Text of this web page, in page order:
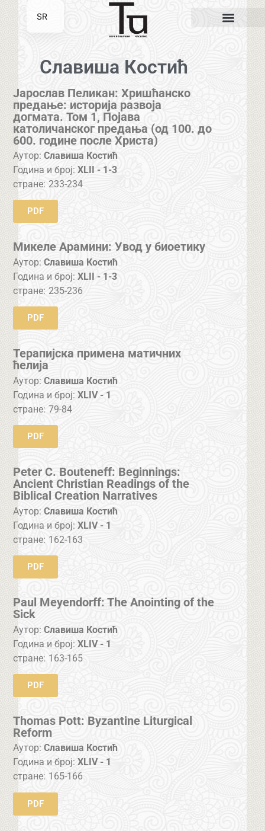
Славиша Костић
Јарослав Пеликан: Хришћанско
предање: историја развоја
догмата. Том 1, Појава
католичанског предања (од 100. до
600. године после Христа)
Аутор: Славиша Костић
Година и број:XLII - 1-3
стране: 233-234
PDF
Микеле Арамини: Увод у биоетику
Аутор: Славиша Костић
Година и број:XLII - 1-3
стране: 235-236
PDF
Терапијска примена матичних
ћелија
Аутор: Славиша Костић
Година и број:XLIV - 1
стране: 79-84
PDF
Peter C. Bouteneff: Beginnings:
Ancient Christian Readings of the
Biblical Creation Narratives
Аутор: Славиша Костић
Година и број:XLIV - 1
стране: 162-163
PDF
Paul Meyendorff: The Anointing of the
Sick
Аутор: Славиша Костић
Година и број:XLIV - 1
стране: 163-165
PDF
Thomas Pott: Byzantine Liturgical
Reform
Аутор: Славиша Костић
Година и број:XLIV - 1
стране: 165-166
PDF
SR
EN